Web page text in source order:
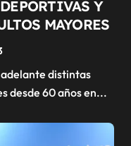
Y
MAYORES
desde 60 años en...